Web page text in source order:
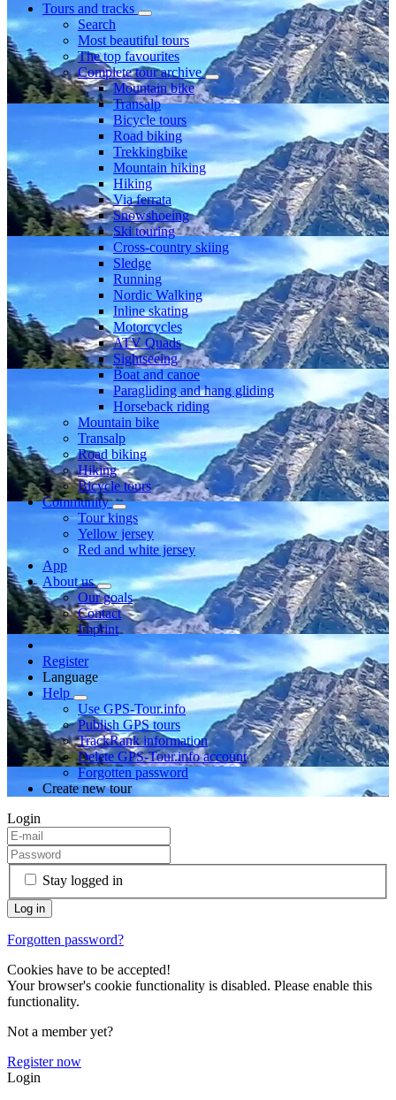
Tours and tracks
Search
Most beautiful tours
The top favourites
Complete tour archive
Mountain bike
Transalp
Bicycle tours
Road biking
Trekkingbike
Mountain hiking
Hiking
Via ferrata
Snowshoeing
Ski touring
Cross-country skiing
Sledge
Running
Nordic Walking
Inline skating
Motorcycles
ATV Quads
Sightseeing
Boat and canoe
Paragliding and hang gliding
Horseback riding
Mountain bike
Transalp
Road biking
Hiking
Bicycle tours
Community
Tour kings
Yellow jersey
Red and white jersey
App
About us
Our goals
Contact
Imprint
Register
Language
Help
Use GPS-Tour.info
Publish GPS tours
TrackRank information
Delete GPS-Tour.info account
Forgotten password
Create new tour
Login
Stay logged in
Forgotten password?
Cookies have to be accepted!
Your browser's cookie functionality is disabled. Please enable this
functionality.
Not a member yet?
Register now
Login